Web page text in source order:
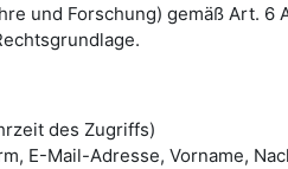
und Forschung) gemäß Art.
des Zugriffs)
E-Mail-Adresse, Vorname,